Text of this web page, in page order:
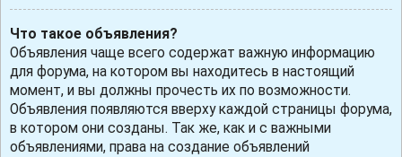
Что такое объявления?
Объявления чаще всего содержат важную информацию
для форума, на котором вы находитесь в настоящий
момент, и вы должны прочесть их по возможности.
Объявления появляются вверху каждой страницы форума,
в котором они созданы. Так же, как и с важными
объявлениями, права на создание объявлений